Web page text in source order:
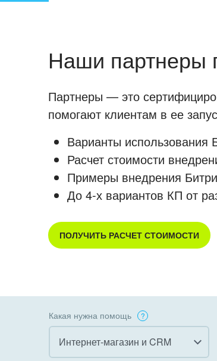
Наши партнеры
Партнеры — это
помогают клиентам в ее
Варианты использования
Расчет стоимости
Примеры внедрения
До 4-х вариантов КП от
ПОЛУЧИТЬ РАСЧЕТ СТОИМОСТИ
Какая нужна помощь
Интернет-магазин и CRM